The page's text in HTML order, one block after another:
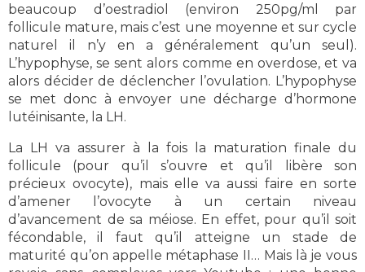
beaucoup d’oestradiol (environ 250pg/ml par
follicule mature, mais c’est une moyenne et sur cycle
naturel il n’y en a généralement qu’un seul).
L’hypophyse, se sent alors comme en overdose, et va
alors décider de déclencher l’ovulation. L’hypophyse
se met donc à envoyer une décharge d’hormone
lutéinisante, la LH.
La LH va assurer à la fois la maturation finale du
follicule (pour qu’il s’ouvre et qu’il libère son
précieux ovocyte), mais elle va aussi faire en sorte
d’amener l’ovocyte à un certain niveau
d’avancement de sa méiose. En effet, pour qu’il soit
fécondable, il faut qu’il atteigne un stade de
maturité qu’on appelle métaphase II… Mais là je vous